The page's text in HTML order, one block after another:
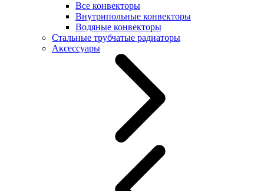
Все конвекторы
Внутрипольные конвекторы
Водяные конвекторы
Стальные трубчатые радиаторы
Аксессуары